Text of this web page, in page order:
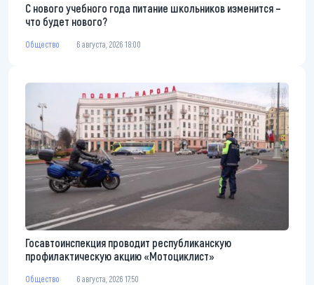
С нового учебного года питание школьников изменится –
что будет нового?
Общество 6 августа, 2026 18:00
Госавтоинспекция проводит республиканскую
профилактическую акцию «Мотоциклист»
Общество 6 августа, 2026 17:50